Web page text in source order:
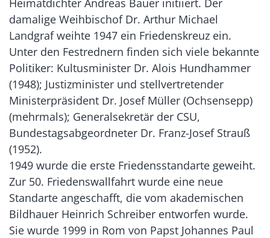
damalige Weihbischof Dr. Arthur Michael
Landgraf weihte 1947 ein Friedenskreuz ein.
Unter den Festrednern finden sich viele bekannte
Politiker: Kultusminister Dr. Alois Hundhammer
(1948); Justizminister und stellvertretender
Ministerpräsident Dr. Josef Müller (Ochsensepp)
(mehrmals); Generalsekretär der CSU,
Bundestagsabgeordneter Dr. Franz-Josef Strauß
(1952).
1949 wurde die erste Friedensstandarte geweiht.
Zur 50. Friedenswallfahrt wurde eine neue
Standarte angeschafft, die vom akademischen
Bildhauer Heinrich Schreiber entworfen wurde.
Sie wurde 1999 in Rom von Papst Johannes Paul